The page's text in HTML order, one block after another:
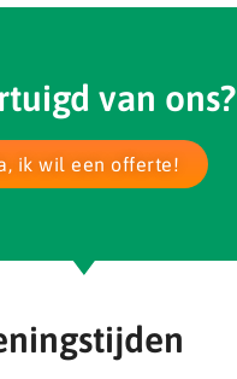
van ons?
ik wil een offerte!